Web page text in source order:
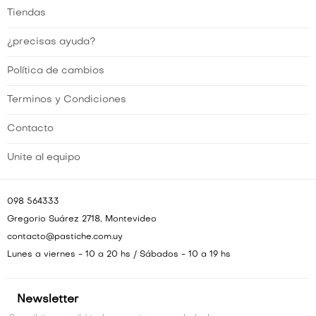
Tiendas
¿precisas ayuda?
Política de cambios
Terminos y Condiciones
Contacto
Unite al equipo
Newsletter
098 564333
Gregorio Suárez 2718, Montevideo
contacto@pastiche.com.uy
Lunes a viernes - 10 a 20 hs / Sábados - 10 a 19 hs